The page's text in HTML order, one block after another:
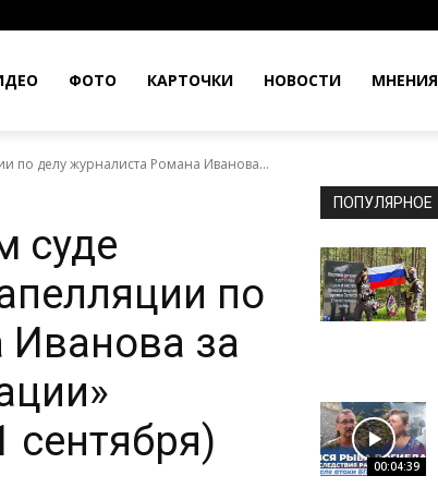
ФОТО КАРТОЧКИ НОВОСТИ МНЕНИЯ
по делу журналиста Романа Иванова...
суде
по
Иванова за
сентября)
ПОПУЛЯРНОЕ
00:04:39